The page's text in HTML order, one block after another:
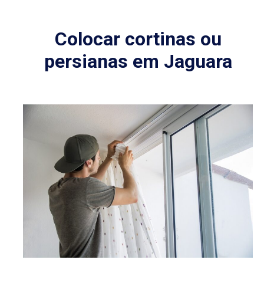
Colocar cortinas ou
persianas em Jaguara